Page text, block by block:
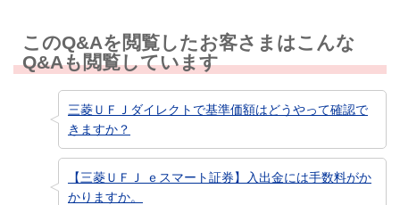
このQ&Aを閲覧したお客さまはこんな
Q&Aも閲覧しています
三菱ＵＦＪダイレクトで基準価額はどうやって確認で
きますか？
【三菱ＵＦＪ ｅスマート証券】入出金には手数料がか
かりますか。